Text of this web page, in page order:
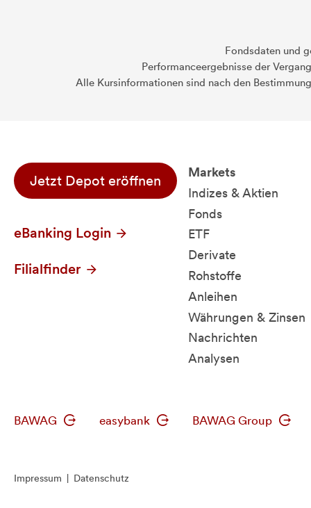
Fondsdaten und
Performanceergebnisse der
Alle Kursinformationen sind nach den
Jetzt Depot eröffnen
eBanking Login
Filialfinder
Markets
Indizes & Aktien
Fonds
ETF
Derivate
Rohstoffe
Anleihen
Währungen & Zinsen
Nachrichten
Analysen
BAWAG easybank BAWAG Group
Impressum Datenschutz